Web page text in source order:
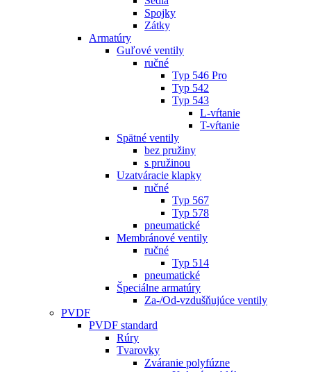
Spojky
Zátky
Armatúry
Guľové ventily
ručné
Typ 546 Pro
Typ 542
Typ 543
L-vŕtanie
T-vŕtanie
Spätné ventily
bez pružiny
s pružinou
Uzatváracie klapky
ručné
Typ 567
Typ 578
pneumatické
Membránové ventily
ručné
Typ 514
pneumatické
Špeciálne armatúry
Za-/Od-vzdušňujúce ventily
PVDF
PVDF standard
Rúry
Tvarovky
Zváranie polyfúzne